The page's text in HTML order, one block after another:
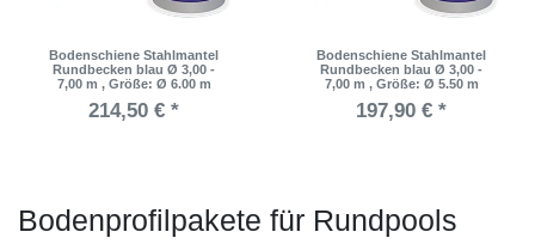
Bodenschiene Stahlmantel
Rundbecken blau Ø 3,00 -
7,00 m , Größe: Ø 6.00 m
214,50 € *
Bodenschiene Stahlmantel
Rundbecken blau Ø 3,00 -
7,00 m , Größe: Ø 5.50 m
197,90 € *
Bodenprofilpakete für Rundpools